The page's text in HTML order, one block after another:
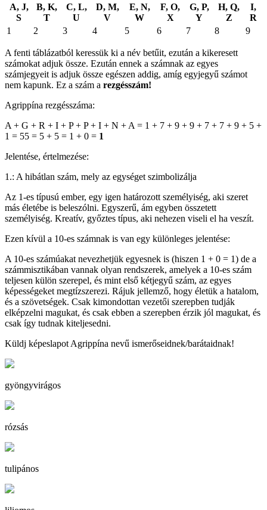
A, J,
S
B, K,
T
C, L,
U
D, M,
V
E, N,
W
F, O,
X
G, P,
Y
H, Q,
Z
I,
R
1
2 3 4 5 6 7 8 9
A fenti táblázatból keressük ki a név betűit, ezután a kikeresett
számokat adjuk össze. Ezután ennek a számnak az egyes
számjegyeit is adjuk össze egészen addig, amíg egyjegyű számot
nem kapunk. Ez a szám a rezgésszám!
Agrippína rezgésszáma:
A + G + R + I + P + P + I + N + A = 1 + 7 + 9 + 9 + 7 + 7 + 9 + 5 +
1 = 55 = 5 + 5 = 1 + 0 = 1
Jelentése, értelmezése:
1.: A hibátlan szám, mely az egységet szimbolizálja
Az 1-es típusú ember, egy igen határozott személyiség, aki szeret
más életébe is beleszólni. Egyszerű, ám egyben összetett
személyiség. Kreatív, győztes típus, aki nehezen viseli el ha veszít.
Ezen kívül a 10-es számnak is van egy különleges jelentése:
A 10-es számúakat nevezhetjük egyesnek is (hiszen 1 + 0 = 1) de a
számmisztikában vannak olyan rendszerek, amelyek a 10-es szám
teljesen külön szerepel, és mint első kétjegyű szám, az egyes
képességeket megtízszerezi. Rájuk jellemző, hogy életük a hatalom,
és a szövetségek. Csak kimondottan vezetői szerepben tudják
elképzelni magukat, és csak ebben a szerepben érzik jól magukat, és
csak így tudnak kiteljesedni.
Küldj képeslapot Agrippína nevű ismerőseidnek/barátaidnak!
gyöngyvirágos
rózsás
tulipános